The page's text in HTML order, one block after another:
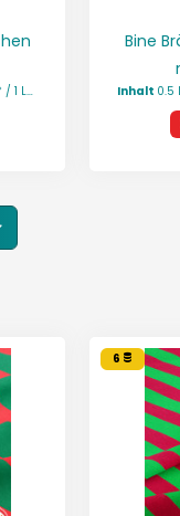
Meter)
Bine
Inhalt 0.5
6